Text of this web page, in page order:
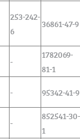
253-242-
6
36861-47-9
-
1782069-
81-1
-
95342-41-9
-
852541-30-
1